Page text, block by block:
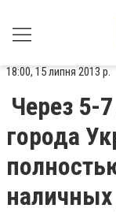
18:00, 15 липня 2013 р.
Через 5-
города